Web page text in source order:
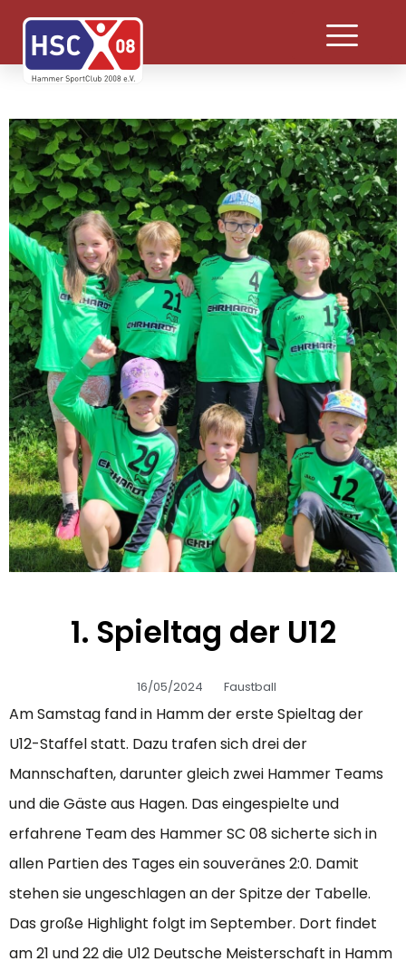
1. Spieltag der U12
16/05/2024 Faustball
Am Samstag fand in Hamm der erste Spieltag der
U12-Staffel statt. Dazu trafen sich drei der
Mannschaften, darunter gleich zwei Hammer Teams
und die Gäste aus Hagen. Das eingespielte und
erfahrene Team des Hammer SC 08 sicherte sich in
allen Partien des Tages ein souveränes 2:0. Damit
stehen sie ungeschlagen an der Spitze der Tabelle.
Das große Highlight folgt im September. Dort findet
am 21 und 22 die U12 Deutsche Meisterschaft in Hamm